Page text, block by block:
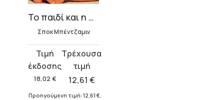
Το παιδί και η φροντίδα του
Σποκ Μπέντζαμιν
18,02 €
Original
price
was:
18,02 €.
12,61 €
τρέχουσα
τιμή
είναι:
Προηγούμενη τιμή: 12,61 €.